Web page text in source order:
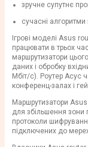
зручне супутнє
сучасні алгоритми
Ігрові моделі Asus
працювати в трьох
маршрутизатори
даних і обробку
Мбіт/с). Роутер Асус
конференц-залах і
Маршрутизатори
для збільшення зони
протоколи
підключених до